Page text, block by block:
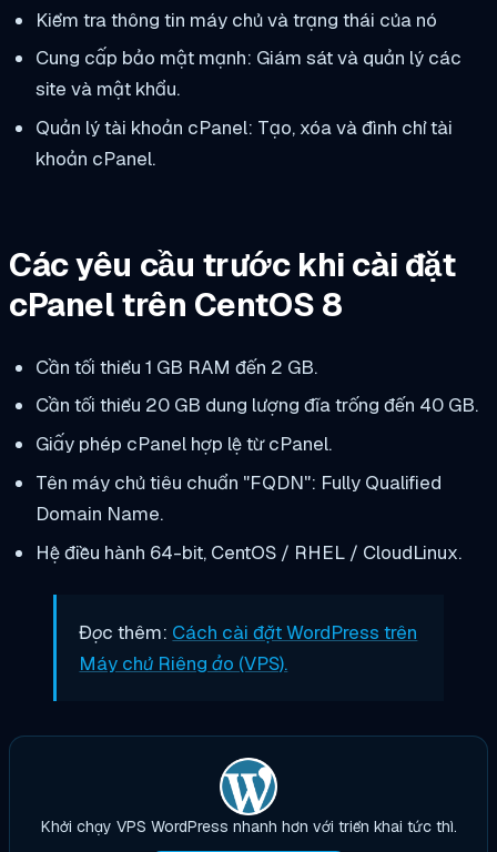
Kiểm tra thông tin máy chủ và trạng thái của nó
Cung cấp bảo mật mạnh: Giám sát và quản lý các
site và mật khẩu.
Quản lý tài khoản cPanel: Tạo, xóa và đình chỉ tài
khoản cPanel.
Các yêu cầu trước khi cài đặt
cPanel trên CentOS 8
Cần tối thiểu 1 GB RAM đến 2 GB.
Cần tối thiểu 20 GB dung lượng đĩa trống đến 40 GB.
Giấy phép cPanel hợp lệ từ cPanel.
Tên máy chủ tiêu chuẩn "FQDN": Fully Qualified
Domain Name.
Hệ điều hành 64-bit, CentOS / RHEL / CloudLinux.
Đọc thêm: Cách cài đặt WordPress trên
Máy chủ Riêng ảo (VPS).
Khởi chạy VPS WordPress nhanh hơn với triển khai tức thì.